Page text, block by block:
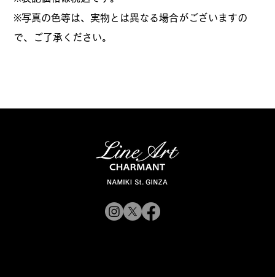
※写真の色等は、実物とは異なる場合がございますの
で、ご了承ください。